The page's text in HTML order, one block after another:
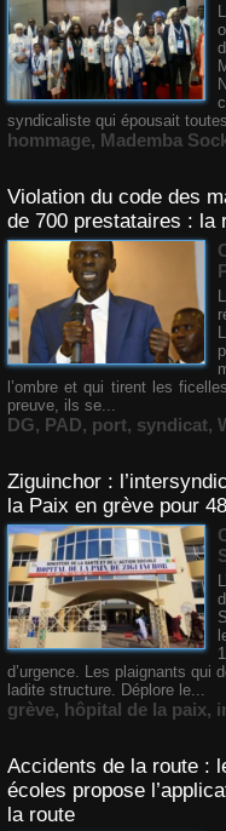
syndicaliste qui épousait
hommage, Mademba
Violation du code des
de 700 prestataires : la
l’ombre et qui tirent les
preuve, ils se...
DG, PAD, port, syndicat,
Ziguinchor :
la Paix en grève pour
d’urgence. Les plaignants qui
ladite structure. Déplore le...
grève, hôpital de la paix,
Accidents de la route :
écoles propose
la route